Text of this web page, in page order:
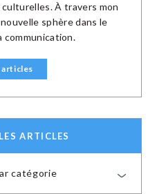
À travers mon
sphère dans le
communication.
articles
ARTICLES
catégorie